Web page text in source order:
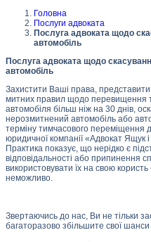
Головна
Послуги адвоката
Послуга адвоката щодо
автомобіль
Послуга адвоката щодо
автомобіль
Захистити Ваші права,
митних правил щодо перевищення
автомобіля більш ніж на 30 днів,
нерозмитнений автомобіль або
терміну тимчасового переміщення
юридичної компанії «Адвокат Ящук
Практика показує, що нерідко є
відповідальності або припинення
використовувати їх на свою
неможливо.
Звертаючись до нас, Ви не тільки
багаторазово збільшите свої